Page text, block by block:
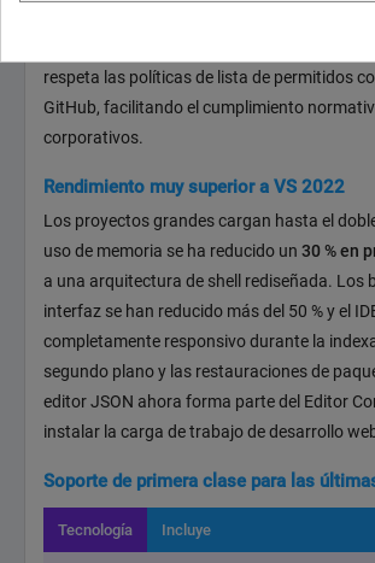
respeta las políticas de lista de permitidos
GitHub, facilitando el cumplimiento
corporativos.
Rendimiento muy superior a VS 2022
Los proyectos grandes cargan hasta el
uso de memoria se ha reducido un 30 % en
a una arquitectura de shell rediseñada. Los
interfaz se han reducido más del 50 % y el
completamente responsivo durante la
segundo plano y las restauraciones de
editor JSON ahora forma parte del Editor
instalar la carga de trabajo de desarrollo
Soporte de primera clase para las
Tecnología Incluye